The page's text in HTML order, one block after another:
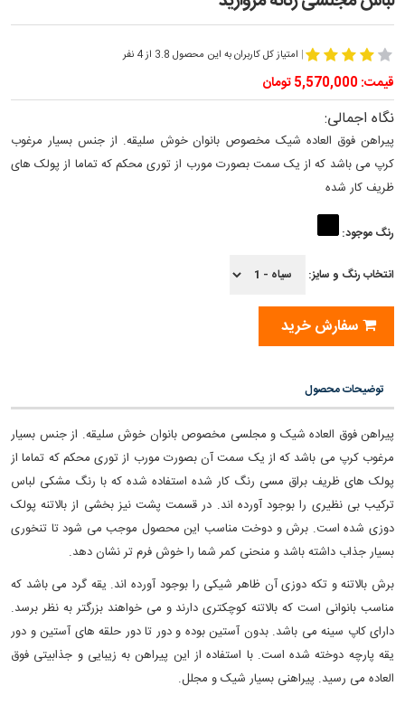
| امتیاز کل کاربران به این محصول 3.8 از 4 نفر
قیمت: 5,570,000 تومان
نگاه اجمالی:
پیراهن فوق العاده شیک مخصوص بانوان خوش سلیقه. از جنس بسیار مرغوب
کرپ می باشد که از یک سمت بصورت مورب از توری محکم که تماما از پولک های
ظریف کار شده
رنگ موجود:
انتخاب رنگ و سایز:
سفارش خرید
توضیحات محصول
پیراهن فوق العاده شیک و مجلسی مخصوص بانوان خوش سلیقه. از جنس بسیار
مرغوب کرپ می باشد که از یک سمت آن بصورت مورب از توری محکم که تماما از
پولک های ظریف براق مسی رنگ کار شده استفاده شده که با رنگ مشکی لباس
ترکیب بی نظیری را بوجود آورده اند. در قسمت پشت نیز بخشی از بالاتنه پولک
دوزی شده است. برش و دوخت مناسب این محصول موجب می شود تا تنخوری
بسیار جذاب داشته باشد و منحنی کمر شما را خوش فرم تر نشان دهد.
برش بالاتنه و تکه دوزی آن ظاهر شیکی را بوجود آورده اند. یقه گرد می باشد که
مناسب بانوانی است که بالاتنه کوچکتری دارند و می خواهند بزرگتر به نظر برسد.
دارای کاپ سینه می باشد. بدون آستین بوده و دور تا دور حلقه های آستین و دور
یقه پارچه دوخته شده است. با استفاده از این پیراهن به زیبایی و جذابیتی فوق
العاده می رسید. پیراهنی بسیار شیک و مجلل.